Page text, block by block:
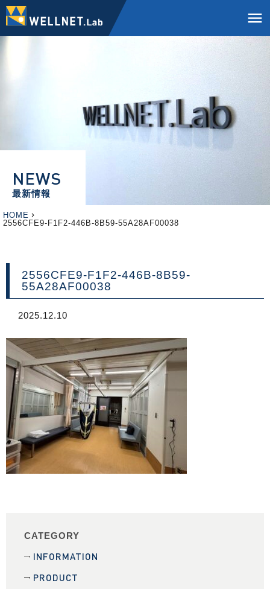
menu
NEWS
最新情報
HOME
2556CFE9-F1F2-446B-8B59-55A28AF00038
2556CFE9-F1F2-446B-8B59-
55A28AF00038
2025.12.10
CATEGORY
INFORMATION
PRODUCT